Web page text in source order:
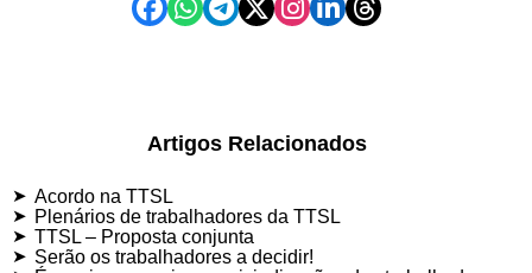
Artigos Relacionados
Acordo na TTSL
Plenários de trabalhadores da TTSL
TTSL – Proposta conjunta
Serão os trabalhadores a decidir!